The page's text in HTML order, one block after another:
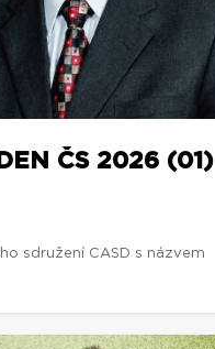
ČS 2026 (01)
sdružení CASD s názvem